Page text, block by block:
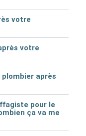
votre
votre
après
pour le
ça va me